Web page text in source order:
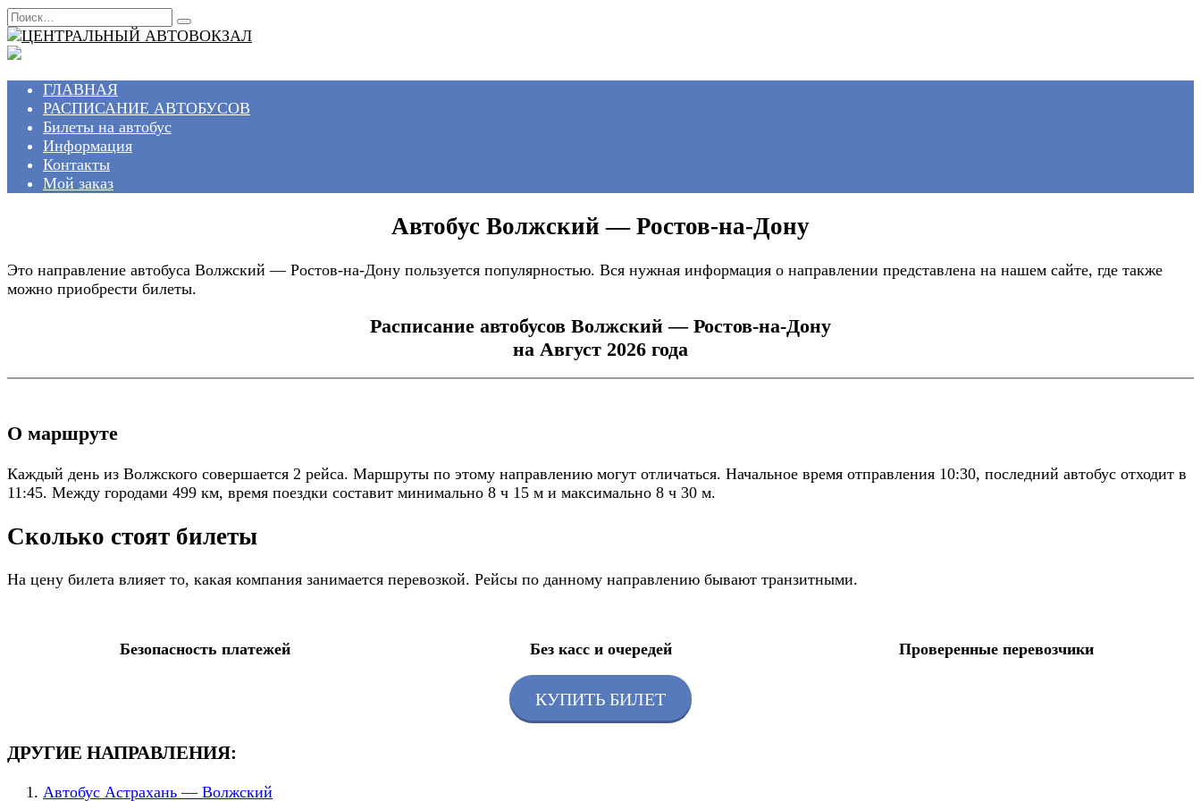
Перейти
к
содержанию
Search
for:
ГЛАВНАЯ
РАСПИСАНИЕ АВТОБУСОВ
Билеты на автобус
Информация
Контакты
Мой заказ
Автобус Волжский — Ростов-на-Дону
Это направление автобуса Волжский — Ростов-на-Дону пользуется популярностью. Вся нужная информация о направлении представлена на нашем сайте, где также
можно приобрести билеты.
Расписание автобусов Волжский — Ростов-на-Дону
на Август 2026 года
О маршруте
Каждый день из Волжского совершается 2 рейса. Маршруты по этому направлению могут отличаться. Начальное время отправления 10:30, последний автобус отходит в
11:45. Между городами 499 км, время поездки составит минимально 8 ч 15 м и максимально 8 ч 30 м.
Сколько стоят билеты
На цену билета влияет то, какая компания занимается перевозкой. Рейсы по данному направлению бывают транзитными.
Безопасность платежей Без касс и очередей Проверенные перевозчики
КУПИТЬ БИЛЕТ
ДРУГИЕ НАПРАВЛЕНИЯ:
Автобус Астрахань — Волжский